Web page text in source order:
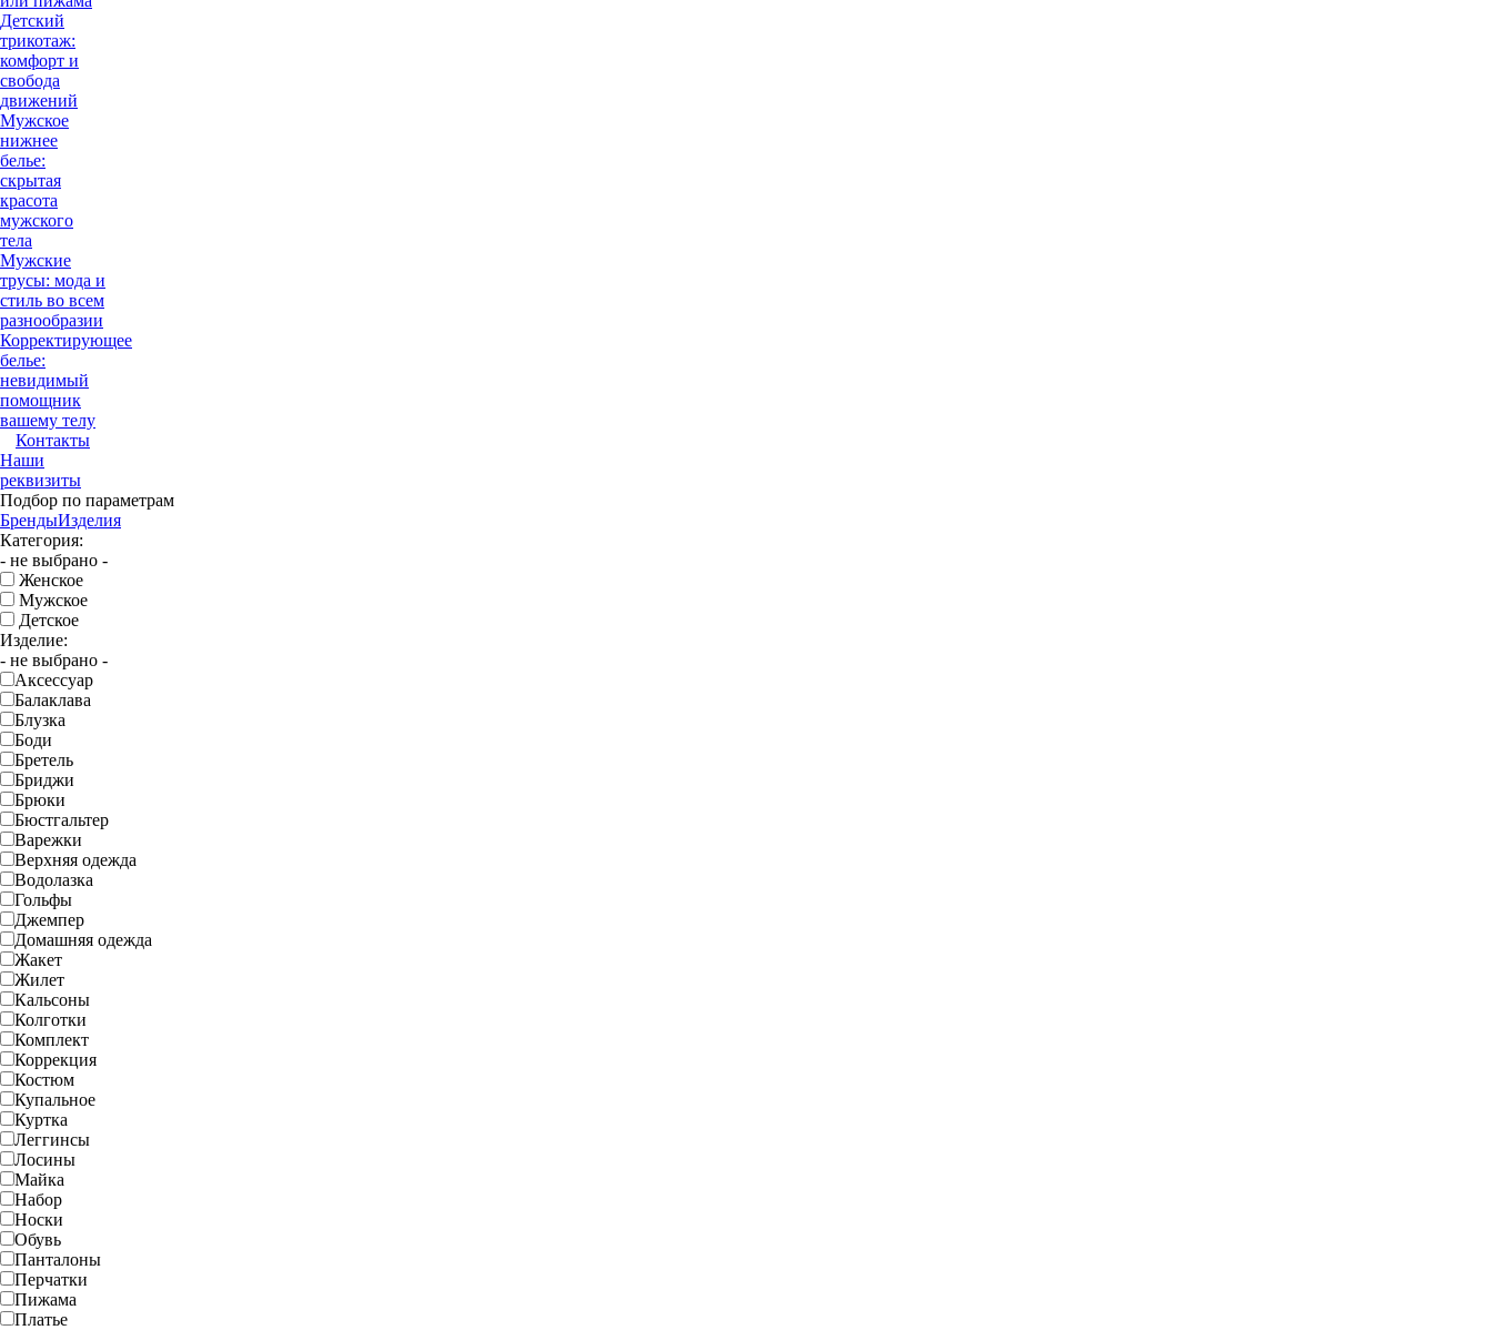
Детский
трикотаж:
комфорт и
свобода
движений
Мужское
нижнее
белье:
скрытая
красота
мужского
тела
Мужские
трусы: мода и
стиль во всем
разнообразии
Корректирующее
белье:
невидимый
помощник
вашему телу
Контакты
Наши
реквизиты
Подбор по параметрам
БрендыИзделия
Категория:
- не выбрано -
Женское
Мужское
Детское
Изделие:
- не выбрано -
Аксессуар
Балаклава
Блузка
Боди
Бретель
Бриджи
Брюки
Бюстгальтер
Варежки
Верхняя одежда
Водолазка
Гольфы
Джемпер
Домашняя одежда
Жакет
Жилет
Кальсоны
Колготки
Комплект
Коррекция
Костюм
Купальное
Куртка
Леггинсы
Лосины
Майка
Набор
Носки
Обувь
Панталоны
Перчатки
Пижама
Платье